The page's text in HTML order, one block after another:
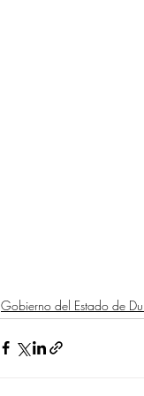
Gobierno del Estado de